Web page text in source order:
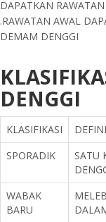
DAPATKAN
.RAWATAN AWAL
DEMAM
DENGGI
KLASIFIKASI
SPORADIK
SATU
WABAK
BARU